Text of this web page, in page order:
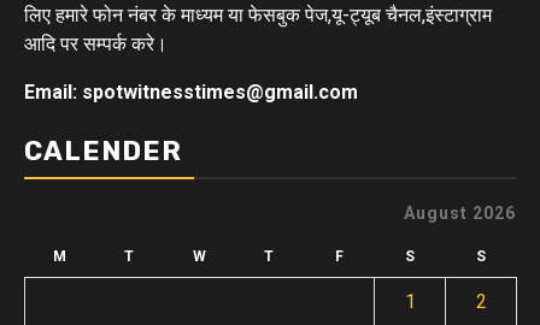
लिए हमारे फोन नंबर के माध्यम या फेसबुक पेज,यू-ट्यूब चैनल,इंस्टाग्राम
आदि पर सम्पर्क करे।
Email: spotwitnesstimes@gmail.com
CALENDER
August 2026
M T W T F S S
1 2